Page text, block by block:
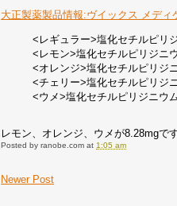
大正製薬製品情報:ヴイックス メディ
<レギュラー>塩化セチルピリ
<レモン>塩化セチルピリジニ
<オレンジ>塩化セチルピリジ
<チェリー>塩化セチルピリジ
<ウメ>塩化セチルピリジニウ
レモン、オレンジ、ウメが8.28mgです
Posted byranobe.com at 1:05 am
Newer Post